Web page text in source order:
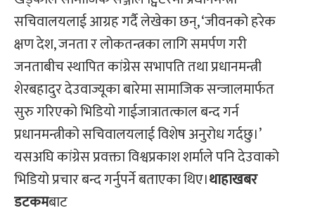
सचिवालयलाई आग्रह गर्दै लेखेका छन्, ‘जीवनको हरेक
क्षण देश, जनता र लोकतन्त्रका लागि समर्पण गरी
जनताबीच स्थापित कांग्रेस सभापति तथा प्रधानमन्त्री
शेरबहादुर देउवाज्यूका बारेमा सामाजिक सन्जालमार्फत
सुरु गरिएको भिडियो गाईजात्रातत्काल बन्द गर्न
प्रधानमन्त्रीको सचिवालयलाई विशेष अनुरोध गर्दछु।’
यसअघि कांग्रेस प्रवक्ता विश्वप्रकाश शर्माले पनि देउवाको
भिडियो प्रचार बन्द गर्नुपर्ने बताएका थिए।थाहाखबर
डटकमबाट